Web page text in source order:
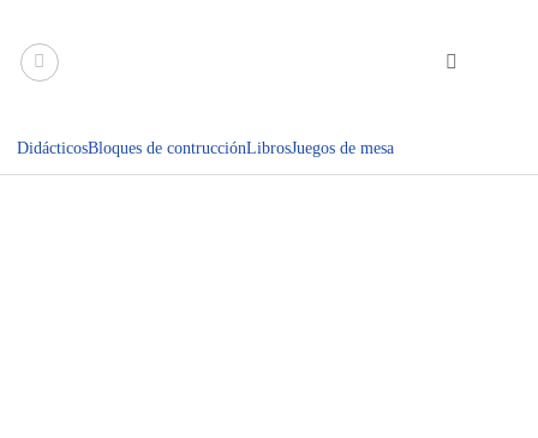
contenido
DidácticosBloques de contrucciónLibrosJuegos de mesa